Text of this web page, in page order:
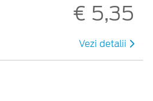
€ 5,35
Vezi detalii